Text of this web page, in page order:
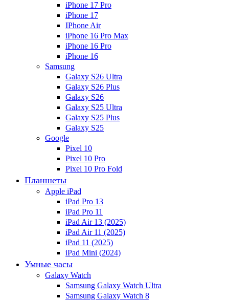
iPhone 17 Pro
iPhone 17
IPhone Air
iPhone 16 Pro Max
iPhone 16 Pro
iPhone 16
Samsung
Galaxy S26 Ultra
Galaxy S26 Plus
Galaxy S26
Galaxy S25 Ultra
Galaxy S25 Plus
Galaxy S25
Google
Pixel 10
Pixel 10 Pro
Pixel 10 Pro Fold
Планшеты
Apple iPad
iPad Pro 13
iPad Pro 11
iPad Air 13 (2025)
iPad Air 11 (2025)
iPad 11 (2025)
iPad Mini (2024)
Умные часы
Galaxy Watch
Samsung Galaxy Watch Ultra
Samsung Galaxy Watch 8